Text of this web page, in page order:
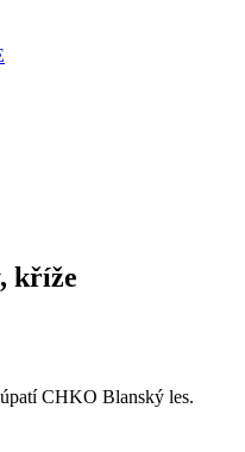
kříže
CHKO Blanský les.